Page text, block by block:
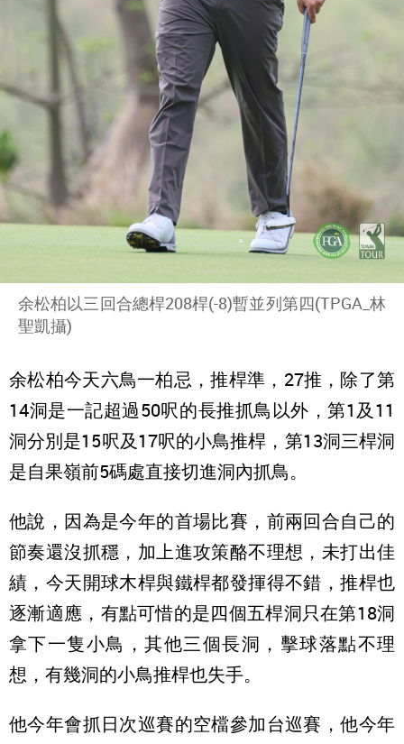
余松柏以三回合總桿208桿(-8)暫並列第四(TPGA_林
聖凱攝)
余松柏今天六鳥一柏忌，推桿準，27推，除了第
14洞是一記超過50呎的長推抓鳥以外，第1及11
洞分別是15呎及17呎的小鳥推桿，第13洞三桿洞
是自果嶺前5碼處直接切進洞內抓鳥。
他說，因為是今年的首場比賽，前兩回合自己的
節奏還沒抓穩，加上進攻策酪不理想，未打出佳
績，今天開球木桿與鐵桿都發揮得不錯，推桿也
逐漸適應，有點可惜的是四個五桿洞只在第18洞
拿下一隻小鳥，其他三個長洞，擊球落點不理
想，有幾洞的小鳥推桿也失手。
他今年會抓日次巡賽的空檔參加台巡賽，他今年